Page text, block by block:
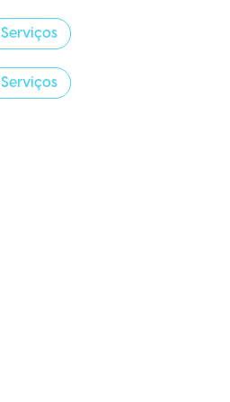
Serviços
Serviços